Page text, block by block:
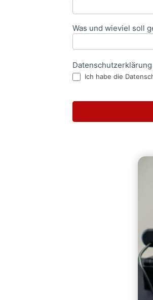
Was und wieviel soll
Datenschutzerklärung
Ich habe die